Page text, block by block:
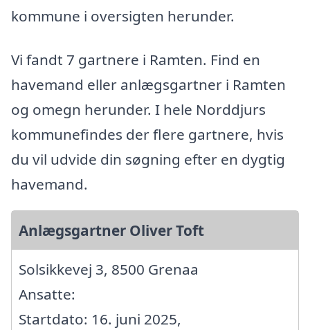
kommune i oversigten herunder.
Vi fandt 7 gartnere i Ramten. Find en
havemand eller anlægsgartner i Ramten
og omegn herunder. I hele Norddjurs
kommunefindes der flere gartnere, hvis
du vil udvide din søgning efter en dygtig
havemand.
Anlægsgartner Oliver Toft
Solsikkevej 3, 8500 Grenaa
Ansatte:
Startdato: 16. juni 2025,